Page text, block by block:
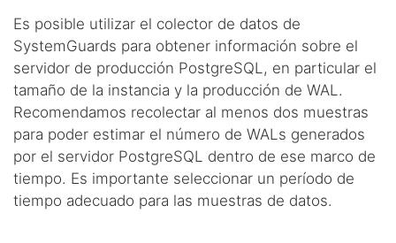
Es posible utilizar el colector de datos de
SystemGuards para obtener información sobre el
servidor de producción PostgreSQL, en particular el
tamaño de la instancia y la producción de WAL.
Recomendamos recolectar al menos dos muestras
para poder estimar el número de WALs generados
por el servidor PostgreSQL dentro de ese marco de
tiempo. Es importante seleccionar un período de
tiempo adecuado para las muestras de datos.